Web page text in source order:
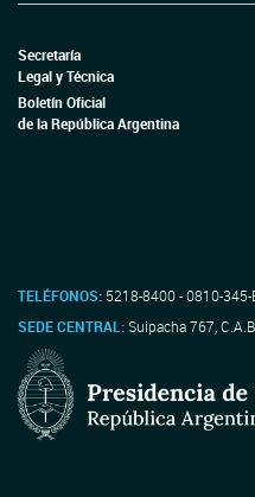
Secretaría
Legal y Técnica
Boletín Oficial
de la República Argentina
TELÉFONOS: 5218-8400 - 0810-345-
SEDE CENTRAL:Suipacha 767,